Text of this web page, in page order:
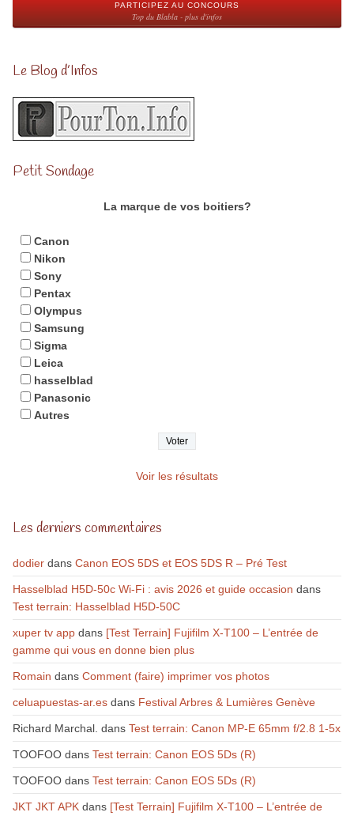
PARTICIPEZ AU CONCOURS
Top du Blabla - plus d'infos
Le Blog d’Infos
Petit Sondage
La marque de vos boitiers?
Canon
Nikon
Sony
Pentax
Olympus
Samsung
Sigma
Leica
hasselblad
Panasonic
Autres
Voir les résultats
Les derniers commentaires
dodierdans Canon EOS 5DS et EOS 5DS R – Pré Test
Hasselblad H5D-50c Wi-Fi : avis 2026 et guide occasion dans
Test terrain: Hasselblad H5D-50C
xuper tv appdans [Test Terrain] Fujifilm X-T100 – L’entrée de
gamme qui vous en donne bien plus
Romain dans Comment (faire) imprimer vos photos
celuapuestas-ar.esdans Festival Arbres & Lumières Genève
Richard Marchal. dans Test terrain: Canon MP-E 65mm f/2.8 1-5x
TOOFOOdans Test terrain: Canon EOS 5Ds (R)
TOOFOOdans Test terrain: Canon EOS 5Ds (R)
JKT JKT APKdans [Test Terrain] Fujifilm X-T100 – L’entrée de